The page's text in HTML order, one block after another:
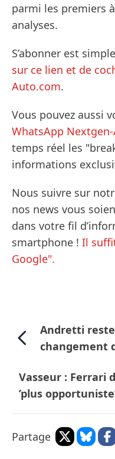
parmi les premiers
analyses.
S’abonner est
sur ce lien et de
Auto.com.
Vous pouvez aussi
WhatsApp
temps réel les
informations
Nous suivre sur
nos news vous
dans votre fil
smartphone ! Il
Google".
Andretti reste
changement
Vasseur : Ferrari
’plus
Partage